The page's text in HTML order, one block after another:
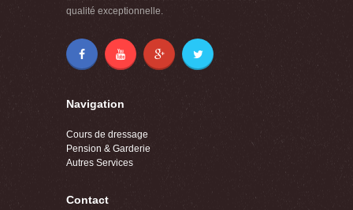
qualité exceptionnelle.
Navigation
Cours de dressage
Pension & Garderie
Autres Services
Contact